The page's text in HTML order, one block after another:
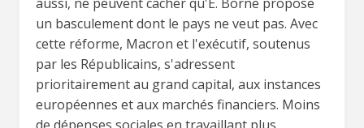
un basculement dont le pays ne veut pas. Avec
cette réforme, Macron et l'exécutif, soutenus
par les Républicains, s'adressent
prioritairement au grand capital, aux instances
européennes et aux marchés financiers. Moins